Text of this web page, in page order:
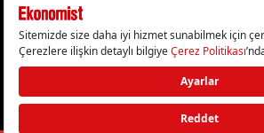
Gizlilik Politikası Çerez Politikası
KVKK Metni Künye